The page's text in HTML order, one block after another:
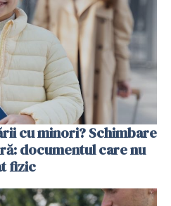
cu minori? Schimbare
documentul care nu
fizic